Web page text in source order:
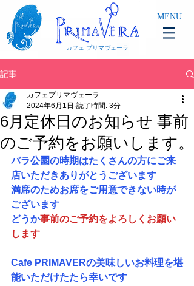
カフェ プリマヴェーラ
MENU
記事
6月定休日のお知らせ 事前
のご予約をお願いします。
カフェプリマヴェーラ
2024年6月1日 読了時間: 3分
バラ公園の時期はたくさんの方にご来
店いただきありがとうございます
満席のためお席をご用意できない時が
ございます
どうか事前のご予約をよろしくお願い
します
Cafe PRIMAVERの美味しいお料理を堪
能いただけたたら幸いです